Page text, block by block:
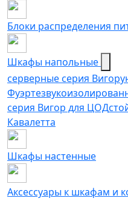
Блоки распределения
Шкафы напольные
серверные серия Вигор
Фуэрте
серия Вигор для ЦОД
Кавалетта
Шкафы настенные
Аксессуары к шкафам и